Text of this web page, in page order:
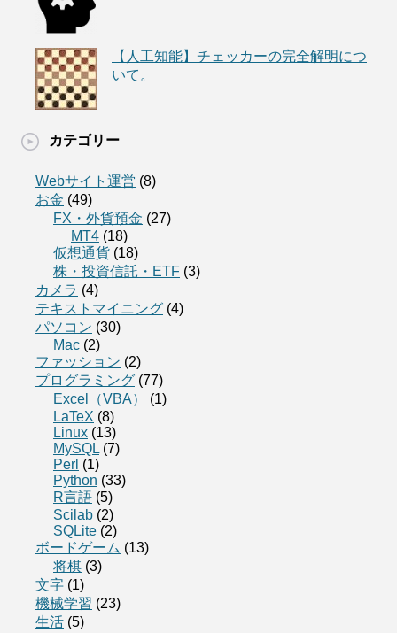
【人工知能】チェッカーの完全解明につ
いて。
カテゴリー
Webサイト運営 (8)
お金 (49)
FX・外貨預金 (27)
MT4 (18)
仮想通貨 (18)
株・投資信託・ETF (3)
カメラ (4)
テキストマイニング (4)
パソコン (30)
Mac (2)
ファッション (2)
プログラミング (77)
Excel（VBA）
(1)
LaTeX (8)
Linux (13)
MySQL (7)
Perl (1)
Python (33)
R言語 (5)
Scilab (2)
SQLite (2)
ボードゲーム (13)
将棋 (3)
文字 (1)
機械学習 (23)
生活 (5)